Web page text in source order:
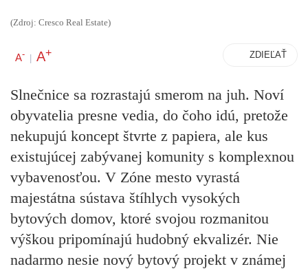
(Zdroj: Cresco Real Estate)
A- | A+ ZDIEĽAŤ
Slnečnice sa rozrastajú smerom na juh. Noví
obyvatelia presne vedia, do čoho idú, pretože
nekupujú koncept štvrte z papiera, ale kus
existujúcej zabývanej komunity s komplexnou
vybavenosťou. V Zóne mesto vyrastá
majestátna sústava štíhlych vysokých
bytových domov, ktoré svojou rozmanitou
výškou pripomínajú hudobný ekvalizér. Nie
nadarmo nesie nový bytový projekt v známej